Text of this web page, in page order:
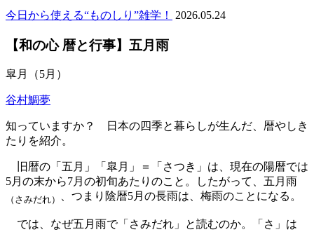
今日から使える“ものしり”雑学！ 2026.05.24
【和の心 暦と行事】五月雨
皐月（5月）
谷村鯛夢
知っていますか？ 日本の四季と暮らしが生んだ、暦やしき
たりを紹介。
旧暦の「五月」「皐月」＝「さつき」は、現在の陽暦では
5月の末から7月の初旬あたりのこと。したがって、五月雨
（さみだれ） 、つまり陰暦5月の長雨は、梅雨のことになる。
では、なぜ五月雨で「さみだれ」と読むのか。「さ」は